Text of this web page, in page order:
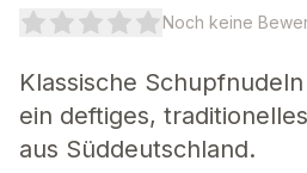
Noch keine
Klassische
ein deftiges,
aus Süddeutschland.